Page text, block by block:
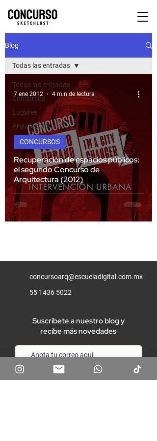
Blog
Todas las entradas
Concursos
Lugares
Arquitectura
Todas las entradas
Recuperación de espacios públicos:
el segundo Concurso de
Arquitectura (2012)
CONCURSOS
7 ene 2012 4 min de lectura
concursoarq@escueladigital.com.mx
55 1436 5022
Suscríbete a nuestro blog y
recibe más novedades